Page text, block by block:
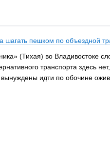
шагать пешком по объездной
(Тихая) во Владивостоке
транспорта здесь
идти по обочине